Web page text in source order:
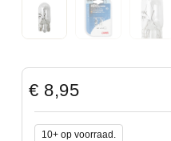
€ 8,95
10+ op voorraad.